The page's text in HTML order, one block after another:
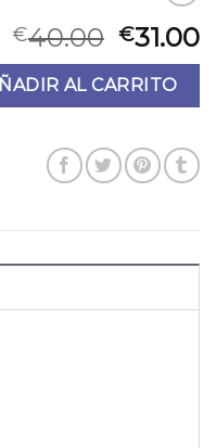
€40.00 €31.00
AL CARRITO